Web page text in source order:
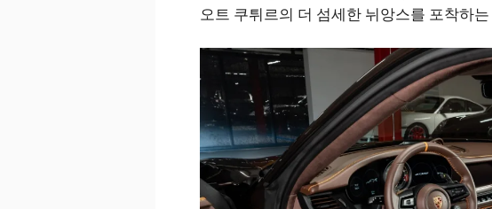
오트 쿠튀르의 더 섬세한 뉘앙스를 포착하